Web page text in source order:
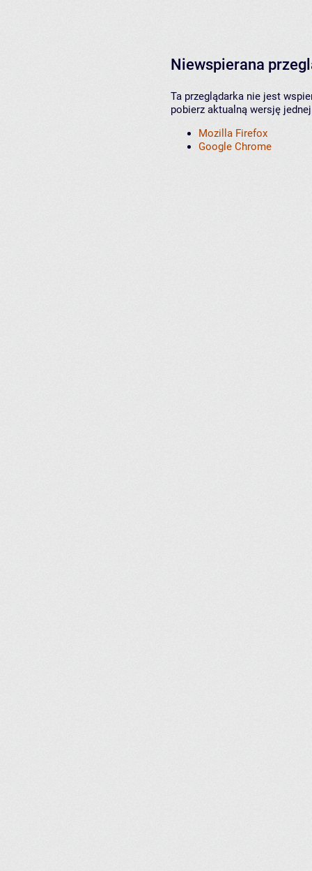
Niewspierana
Ta przeglądarka nie jest
pobierz aktualną wersję
Mozilla Firefox
Google Chrome